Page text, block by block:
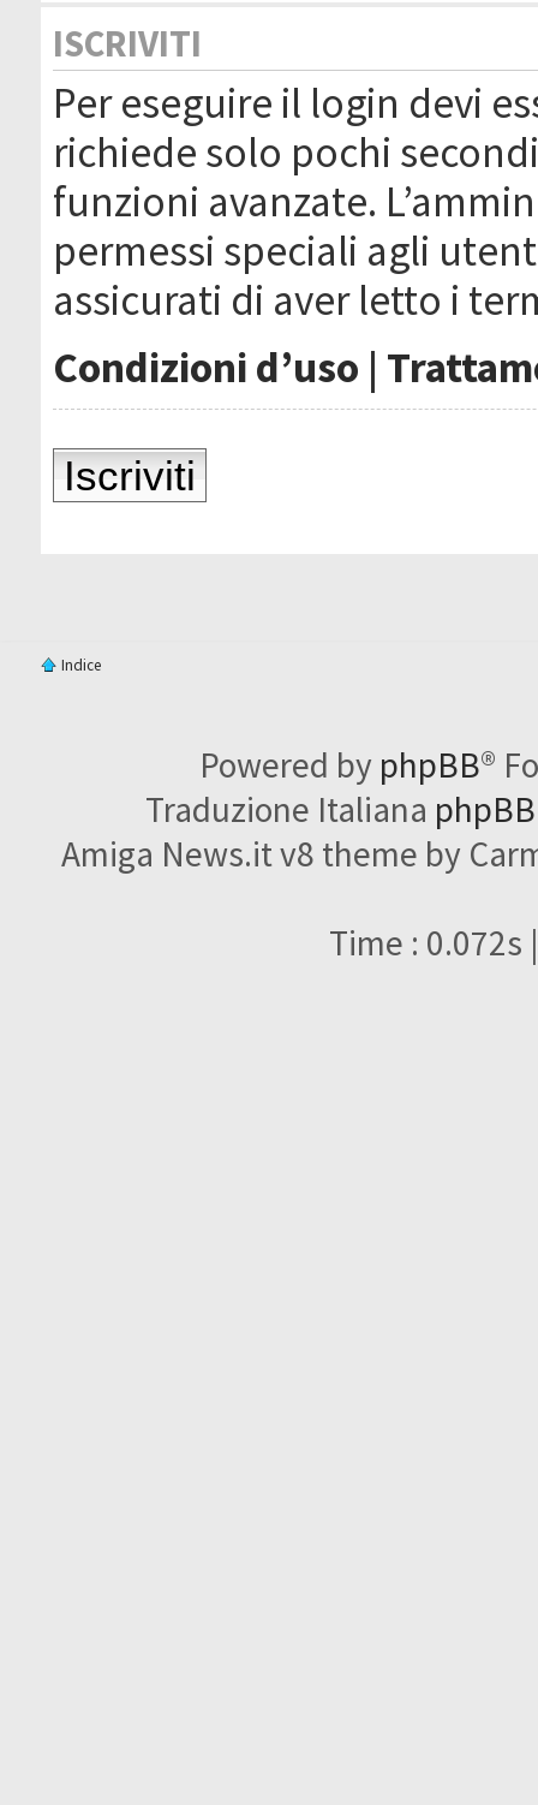
ISCRIVITI
Per eseguire il login devi
richiede solo pochi
funzioni avanzate.
permessi speciali agli
assicurati di aver letto i
Condizioni d’uso |
Iscriviti
Indice
Powered by phpBB®
Traduzione Italiana
Amiga News.it v8 theme by
Time : 0.072s